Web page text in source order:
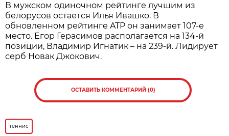
В мужском одиночном рейтинге лучшим из
белорусов остается Илья Ивашко. В
обновленном рейтинге ATP он занимает 107-е
место. Егор Герасимов располагается на 134-й
позиции, Владимир Игнатик – на 239-й. Лидирует
серб Новак Джокович.
ОСТАВИТЬ КОММЕНТАРИЙ (0)
теннис